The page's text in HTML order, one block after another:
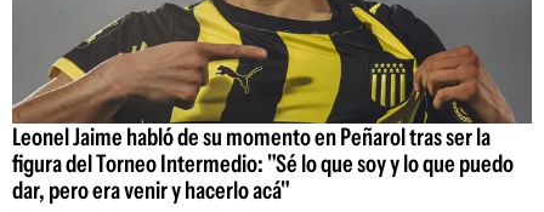
Leonel Jaime habló de su momento en Peñarol tras ser la
figura del Torneo Intermedio: "Sé lo que soy y lo que puedo
dar, pero era venir y hacerlo acá"